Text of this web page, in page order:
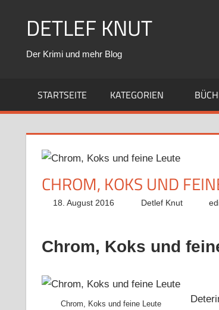
DETLEF KNUT
Der Krimi und mehr Blog
STARTSEITE KATEGORIEN
CHROM, KOKS UND
18. August 2016 Detlef Knut
Chrom, Koks und
Chrom, Koks und feine Leute